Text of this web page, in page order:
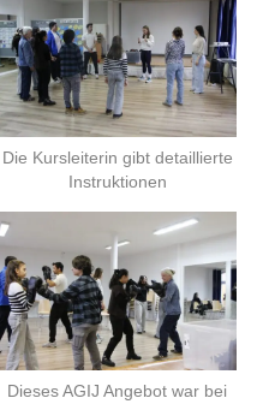
Die Kursleiterin gibt detaillierte
Instruktionen
Dieses AGIJ Angebot war bei